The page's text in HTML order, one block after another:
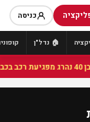
כניסה
🏠 נדל"ן
בזירה